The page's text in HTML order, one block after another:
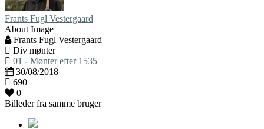
Frants Fugl Vestergaard
About Image
Frants Fugl Vestergaard
Div mønter
01 - Mønter efter 1535
30/08/2018
690
0
Billeder fra samme bruger